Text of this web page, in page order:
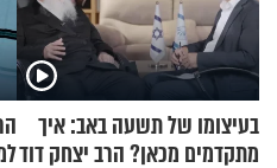
בעיצומו של תשעה באב: איך
מתקדמים מכאן? הרב יצחק דוד